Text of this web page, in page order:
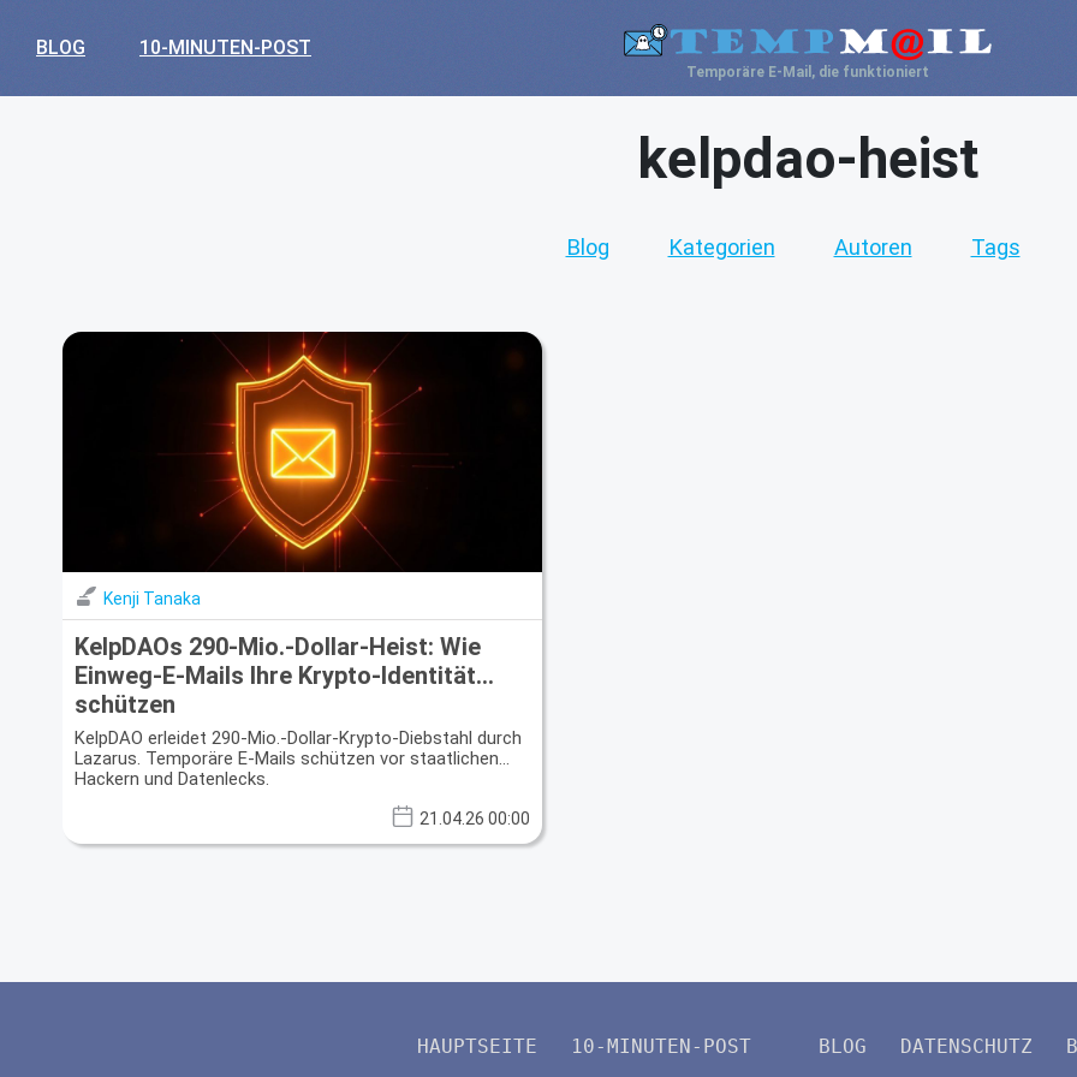
BLOG 10-MINUTEN-POST
Temporäre E-Mail, die funktioniert
kelpdao-heist
Blog Kategorien Autoren Tags
Kenji Tanaka
KelpDAOs 290-Mio.-Dollar-Heist: Wie
Einweg-E-Mails Ihre Krypto-Identität
schützen
KelpDAO erleidet 290-Mio.-Dollar-Krypto-Diebstahl durch
Lazarus. Temporäre E-Mails schützen vor staatlichen
Hackern und Datenlecks.
21.04.26 00:00
HAUPTSEITE 10-MINUTEN-POST BLOG DATENSCHUTZ